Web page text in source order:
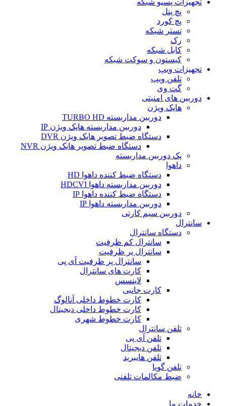
تجهیزات پسیو شبکه
پچ پنل
پچ کورد
تستر شبکه
رک
کابل شبکه
کیستون و سوکت شبکه
تجهیزات ویپ
تلفن ویپ
گت وی
دوربین های امنیتی
هایک ویژن
دوربین مداربسته TURBO HD
دوربین مداربسته هایک ویژن IP
دستگاه ضبط تصویر هایک ویژن DVR
دستگاه ضبط تصویر هایک ویژن NVR
پک دوربین مداربسته
داهوا
دستگاه ضبط کننده داهوا HD
دوربین مداربسته داهوا HDCVI
دستگاه ضبط کننده داهوا IP
دوربین مداربسته داهوا IP
دوربین سیم کارتی
سانترال
دستگاه سانترال
سانترال کم ظرفیت
سانترال پر ظرفیت
سانترال پر ظرفیت آی پی
کارت های سانترال
لاینسس
کارت جانبی
کارت خطوط داخلی آنالوگ
کارت خطوط داخلی دیجیتال
کارت خطوط شهری
تلفن سانترال
تلفن آی پی
تلفن دیجیتال
تلفن هایبرید
تلفن گویا
ضبط مکالمات تلفنی
خانه
خدمات ما